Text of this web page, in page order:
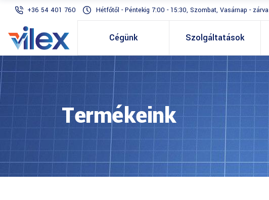
+36 54 401 760 Hétfőtől - Péntekig 7:00 - 15:30, Szombat, Vasárnap - zárva
Cégünk Szolgáltatások
Termékeink